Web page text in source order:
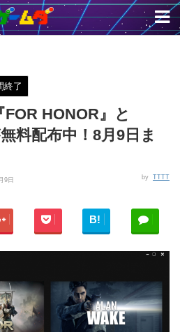
終了
HONOR』と
料配布中！8月9日ま
9日 by TTTT
B!